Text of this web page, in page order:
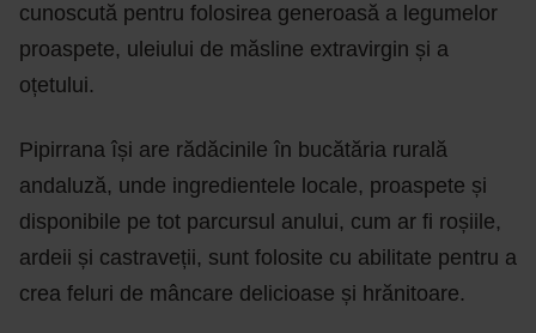
cunoscută pentru folosirea generoasă a legumelor
proaspete, uleiului de măsline extravirgin și a
oțetului.
Pipirrana își are rădăcinile în bucătăria rurală
andaluză, unde ingredientele locale, proaspete și
disponibile pe tot parcursul anului, cum ar fi roșiile,
ardeii și castraveții, sunt folosite cu abilitate pentru a
crea feluri de mâncare delicioase și hrănitoare.